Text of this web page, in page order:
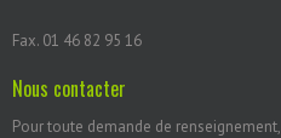
Fax. 01 46 82 95 16
Nous contacter
Pour toute demande de renseignement,